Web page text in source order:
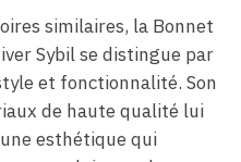
similaires, la Bonnet
Sybil se distingue par
et fonctionnalité. Son
de haute qualité lui
esthétique qui